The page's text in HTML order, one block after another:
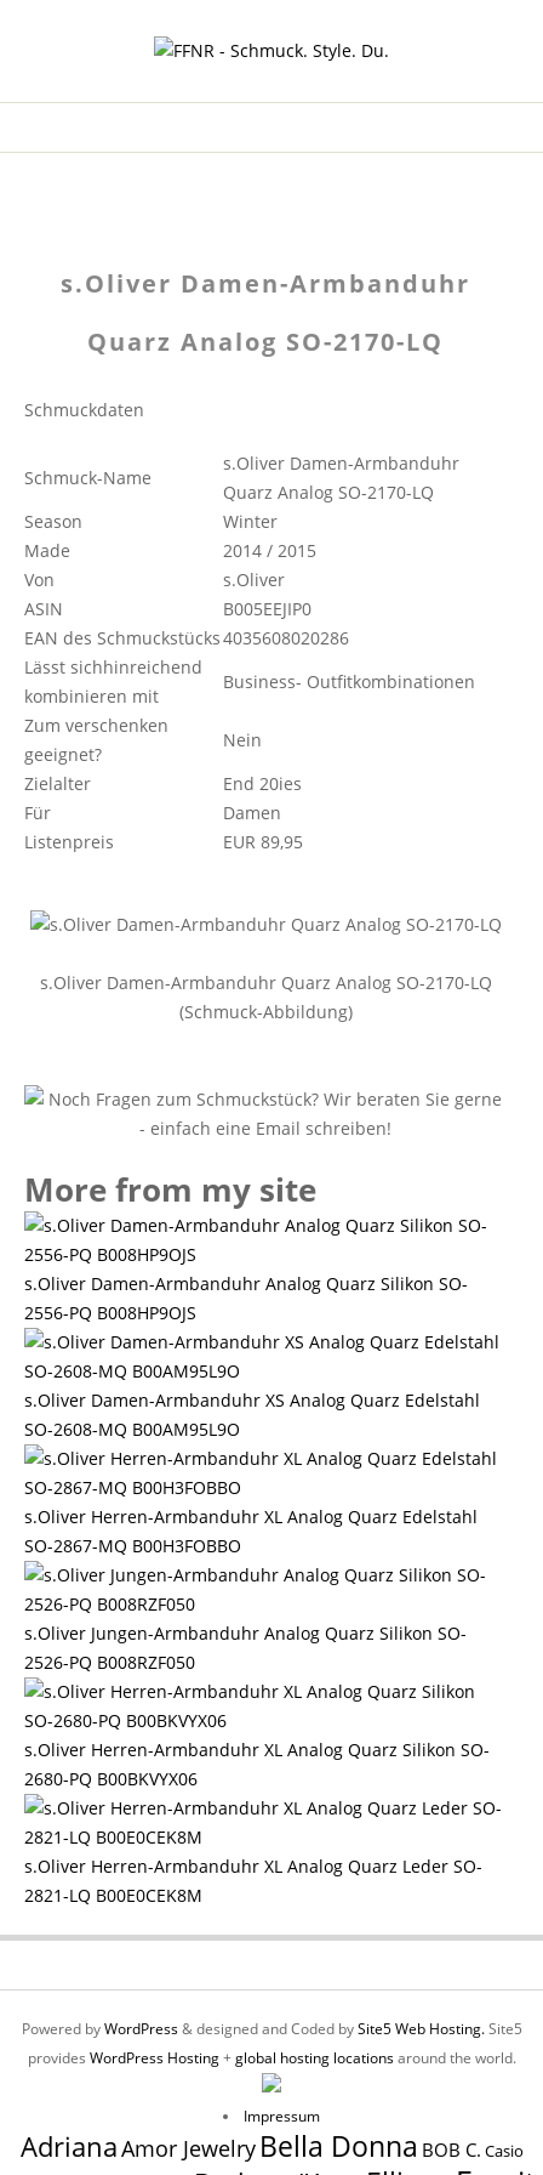
s.Oliver Damen-Armbanduhr
Quarz Analog SO-2170-LQ
Schmuckdaten
Schmuck-Name
s.Oliver Damen-Armbanduhr
Quarz Analog SO-2170-LQ
Season
Winter
Made
2014 / 2015
Von
s.Oliver
ASIN
B005EEJIP0
EAN des Schmuckstücks4035608020286
Lässt sichhinreichend
kombinieren mit
Business- Outfitkombinationen
Zum verschenken
geeignet?
Nein
Zielalter
End 20ies
Für
Damen
Listenpreis
EUR 89,95
s.Oliver Damen-Armbanduhr Quarz Analog SO-2170-LQ
(Schmuck-Abbildung)
More from my site
s.Oliver Damen-Armbanduhr Analog Quarz Silikon SO-
2556-PQ B008HP9OJS
s.Oliver Damen-Armbanduhr XS Analog Quarz Edelstahl
SO-2608-MQ B00AM95L9O
s.Oliver Herren-Armbanduhr XL Analog Quarz Edelstahl
SO-2867-MQ B00H3FOBBO
s.Oliver Jungen-Armbanduhr Analog Quarz Silikon SO-
2526-PQ B008RZF050
s.Oliver Herren-Armbanduhr XL Analog Quarz Silikon SO-
2680-PQ B00BKVYX06
s.Oliver Herren-Armbanduhr XL Analog Quarz Leder SO-
2821-LQ B00E0CEK8M
Powered byWordPress& designed and Coded bySite5 Web Hosting.Site5
provides WordPress Hosting+global hosting locationsaround the world.
Impressum
AdrianaAmor Jewelry Bella Donna BOB C. Casio